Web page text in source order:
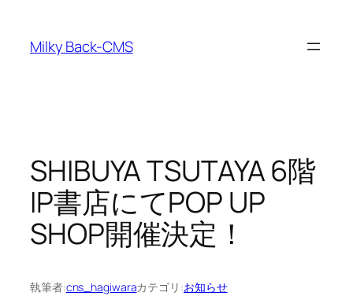
Milky Back-CMS
SHIBUYA TSUTAYA 6階
IP書店にてPOP UP
SHOP開催決定！
執筆者:cns_hagiwaraカテゴリ:お知らせ